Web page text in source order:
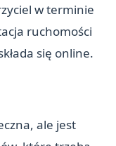
w terminie
ruchomości
się online.
ale jest